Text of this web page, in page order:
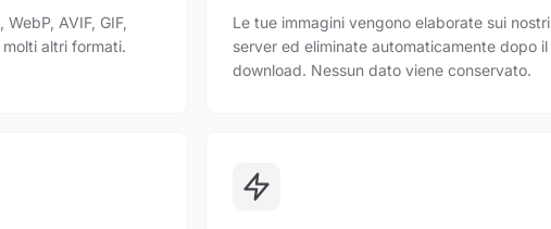
AVIF, GIF,
molti altri formati.
Le tue immagini vengono elaborate sui nostri
server ed eliminate automaticamente dopo il
download. Nessun dato viene conservato.